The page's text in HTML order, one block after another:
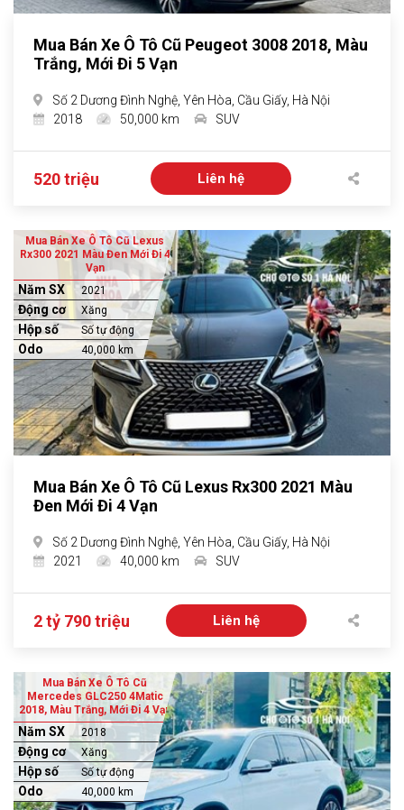
Mua Bán Xe Ô Tô Cũ Peugeot 3008 2018, Màu
Trắng, Mới Đi 5 Vạn
Số 2 Dương Đình Nghệ, Yên Hòa, Cầu Giấy, Hà Nội
2018
50,000 km SUV
520 triệu Liên hệ
Mua Bán Xe Ô Tô Cũ Lexus
Rx300 2021 Màu Đen Mới Đi 4
Vạn
Năm SX 2021
Động cơ Xăng
Hộp số Số tự động
Odo 40,000 km
Mua Bán Xe Ô Tô Cũ Lexus Rx300 2021 Màu
Đen Mới Đi 4 Vạn
Số 2 Dương Đình Nghệ, Yên Hòa, Cầu Giấy, Hà Nội
2021
40,000 km SUV
2 tỷ 790 triệu Liên hệ
Mua Bán Xe Ô Tô Cũ
Mercedes GLC250 4Matic
2018, Màu Trắng, Mới Đi 4 Vạn
Năm SX 2018
Động cơ Xăng
Hộp số Số tự động
Odo 40,000 km